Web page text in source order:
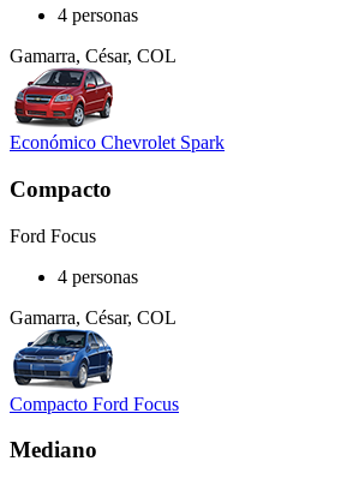
4 personas
Gamarra, César, COL
Económico Chevrolet Spark
Compacto
Ford Focus
4 personas
Gamarra, César, COL
Compacto Ford Focus
Mediano